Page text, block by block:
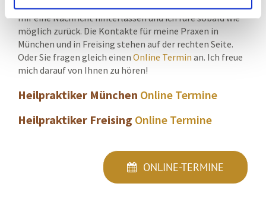
mir eine Nachricht hinterlassen und ich rufe sobald wie
möglich zurück. Die Kontakte für meine Praxen in
München und in Freising stehen auf der rechten Seite.
Oder Sie fragen gleich einen Online Termin an. Ich freue
mich darauf von Ihnen zu hören!
Heilpraktiker München Online Termine
Heilpraktiker Freising Online Termine
ONLINE-TERMINE